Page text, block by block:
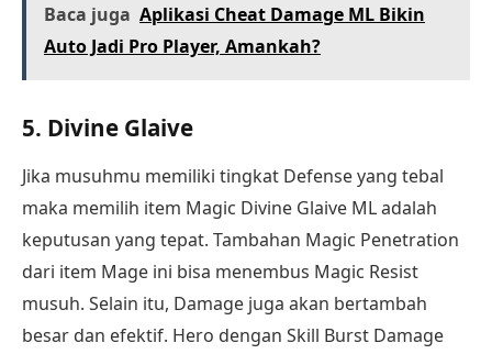
Baca juga Aplikasi Cheat Damage ML Bikin
Auto Jadi Pro Player, Amankah?
5. Divine Glaive
Jika musuhmu memiliki tingkat Defense yang tebal
maka memilih item Magic Divine Glaive ML adalah
keputusan yang tepat. Tambahan Magic Penetration
dari item Mage ini bisa menembus Magic Resist
musuh. Selain itu, Damage juga akan bertambah
besar dan efektif. Hero dengan Skill Burst Damage